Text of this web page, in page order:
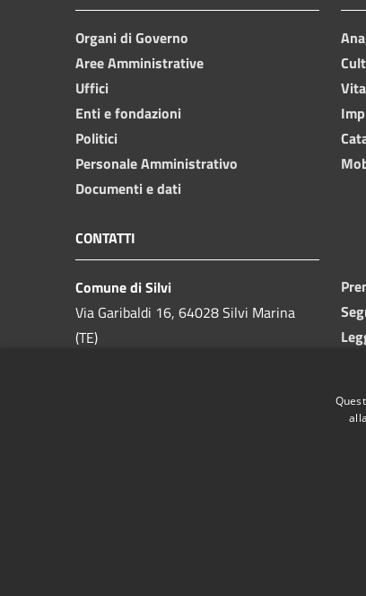
Organi di Governo
Aree Amministrative
Uffici
Enti e fondazioni
Politici
Personale Amministrativo
Documenti e dati
CONTATTI
Comune di Silvi
Via Garibaldi 16, 64028 Silvi Marina
(TE)